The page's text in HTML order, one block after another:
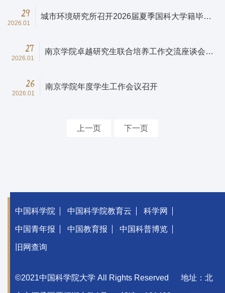
29
2026.01
城市环境研究所召开2026届夏季国科大学籍毕业
27
2026.01
南京学院卓越研究生联合培养工作交流座谈会举
26
2026.01
南京学院年度学生工作会议召开
上一页 下一页
中国科学院 中国科学院教育云 科学网
中国青年报 中国教育报 中国科普博览
旧网查询
©2021中国科学院大学 All Rights Reserved 地址：北